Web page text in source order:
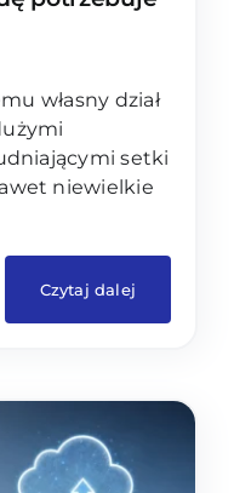
własny dział
setki
niewielkie
Czytaj dalej